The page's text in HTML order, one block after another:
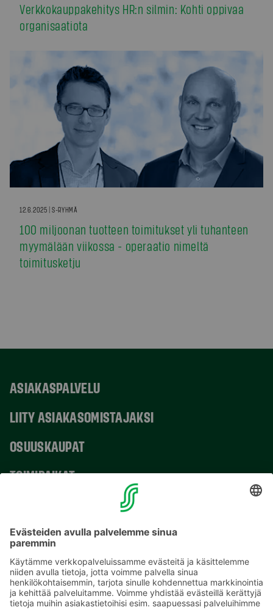
Verkkokauppakehitys HR:n silmin: Kohti oppivaa
organisaatiota
12.6.2025 | S-RYHMÄ
100 miljoonan tuotteen toimitukset yli tuhanteen
myymälään viikossa - operaatio nimeltä
toimitusketju
ASIAKASPALVELU
LIITY ASIAKASOMISTAJAKSI
OSUUSKAUPAT
TOIMIPAIKAT